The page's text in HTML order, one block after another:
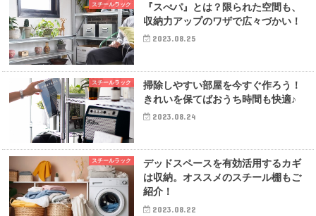
スチールラック
『スぺパ』とは？限られた空間も、
収納力アップのワザで広々づかい！
2023.08.25
スチールラック
掃除しやすい部屋を今すぐ作ろう！
きれいを保てばおうち時間も快適♪
2023.08.24
スチールラック
デッドスペースを有効活用するカギ
は収納。オススメのスチール棚もご
紹介！
2023.08.22